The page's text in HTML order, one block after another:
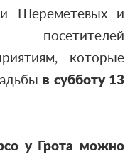
Шереметевых и
которые
в субботу 13
у Грота можно